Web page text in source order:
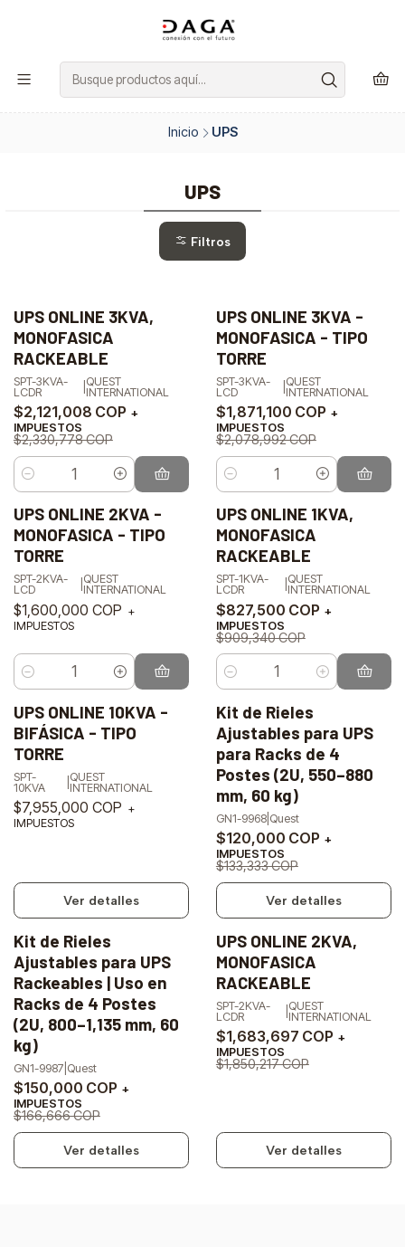
Inicio UPS
UPS
Filtros
-9%
OFF
UPS ONLINE 3KVA,
MONOFASICA
RACKEABLE
SPT-3KVA-
LCDR
QUEST
INTERNATIONAL
$2,121,008 COP +
IMPUESTOS
$2,330,778 COP
Cantidad
-10%
OFF
UPS ONLINE 3KVA -
MONOFASICA - TIPO
TORRE
SPT-3KVA-
LCD
QUEST
INTERNATIONAL
$1,871,100 COP +
IMPUESTOS
$2,078,992 COP
Cantidad
UPS ONLINE 2KVA -
MONOFASICA - TIPO
TORRE
SPT-2KVA-
LCD
QUEST
INTERNATIONAL
$1,600,000 COP +
IMPUESTOS
Cantidad
-9%
OFF
UPS ONLINE 1KVA,
MONOFASICA
RACKEABLE
SPT-1KVA-
LCDR
QUEST
INTERNATIONAL
$827,500 COP +
IMPUESTOS
$909,340 COP
Cantidad
No disponible
UPS ONLINE 10KVA -
BIFÁSICA - TIPO
TORRE
SPT-
10KVA
QUEST
INTERNATIONAL
$7,955,000 COP +
IMPUESTOS
Ver detalles
-10%
OFF
Agotado
Kit de Rieles
Ajustables para UPS
para Racks de 4
Postes (2U, 550–880
mm, 60 kg)
GN1-9968| Quest
$120,000 COP +
IMPUESTOS
$133,333 COP
Ver detalles
-10%
OFF
Agotado
Kit de Rieles
Ajustables para UPS
Rackeables | Uso en
Racks de 4 Postes
(2U, 800–1,135 mm, 60
kg)
GN1-9987 Quest
$150,000 COP +
IMPUESTOS
$166,666 COP
Ver detalles
-9%
OFF
Agotado
UPS ONLINE 2KVA,
MONOFASICA
RACKEABLE
SPT-2KVA-
LCDR
QUEST
INTERNATIONAL
$1,683,697 COP +
IMPUESTOS
$1,850,217 COP
Ver detalles